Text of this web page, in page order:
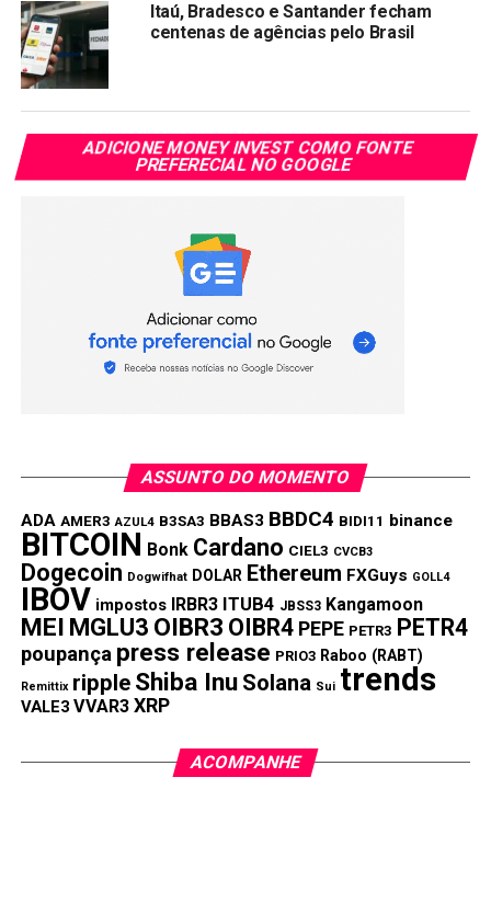
Itaú, Bradesco e Santander fecham
centenas de agências pelo Brasil
ADICIONE MONEY INVEST COMO FONTE
PREFERECIAL NO GOOGLE
ASSUNTO DO MOMENTO
ADA AMER3 AZUL4 B3SA3 BBAS3 BBDC4 BIDI11 binance
BITCOIN Bonk Cardano CIEL3 CVCB3
Dogecoin Dogwifhat DOLAR Ethereum FXGuys GOLL4
IBOV impostos IRBR3 ITUB4 JBSS3 Kangamoon
MEI MGLU3 OIBR3 OIBR4 PEPE PETR3 PETR4
poupança press release PRIO3 Raboo (RABT)
Remittix ripple Shiba Inu Solana Sui trends
VALE3 VVAR3 XRP
ACOMPANHE